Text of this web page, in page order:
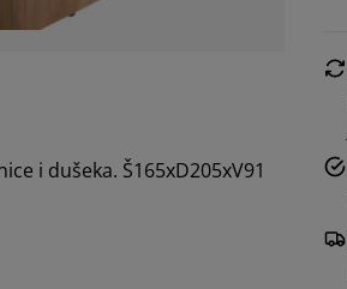
i dušeka. Š165xD205xV91